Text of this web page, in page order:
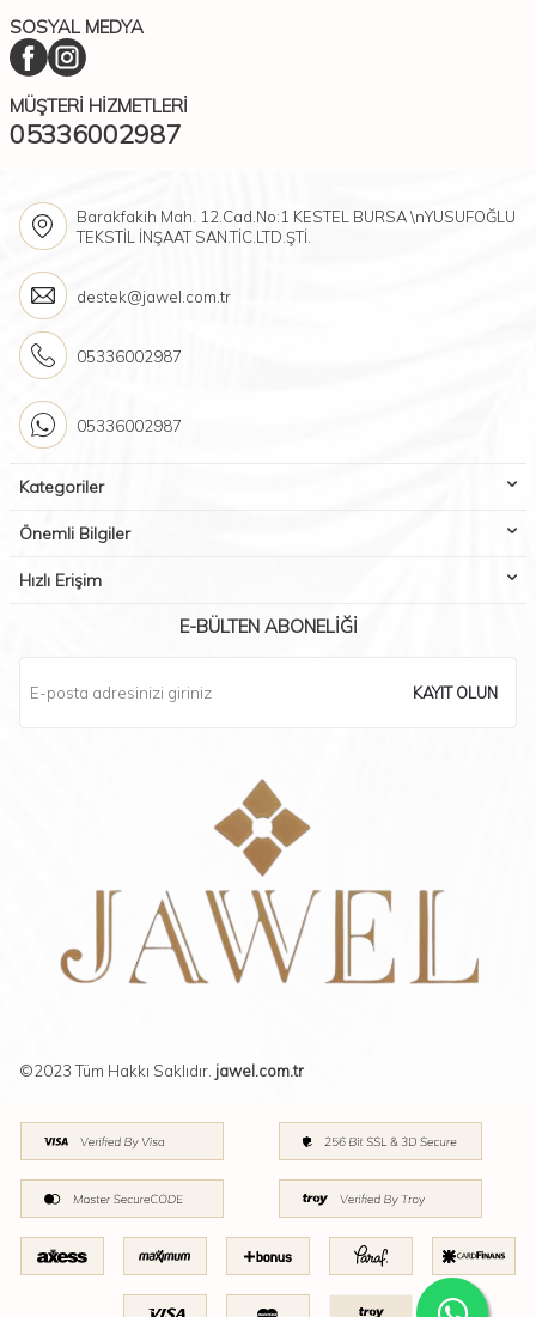
SOSYAL MEDYA
MÜŞTERI HIZMETLERI
05336002987
Barakfakih Mah. 12.Cad.No:1 KESTEL BURSA \nYUSUFOĞLU
TEKSTİL İNŞAAT SAN.TİC.LTD.ŞTİ.
destek@jawel.com.tr
05336002987
05336002987
Kategoriler
Önemli Bilgiler
Hızlı Erişim
E-BÜLTEN ABONELIĞI
KAYIT OLUN
©2023 Tüm Hakkı Saklıdır. jawel.com.tr